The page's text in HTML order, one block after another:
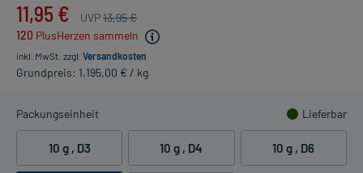
11,95 € UVP13,95 €
120 PlusHerzen sammeln
inkl. MwSt. zzgl. Versandkosten
Grundpreis: 1.195,00 € / kg
Packungseinheit Lieferbar
10 g , D3 10 g , D4 10 g , D6